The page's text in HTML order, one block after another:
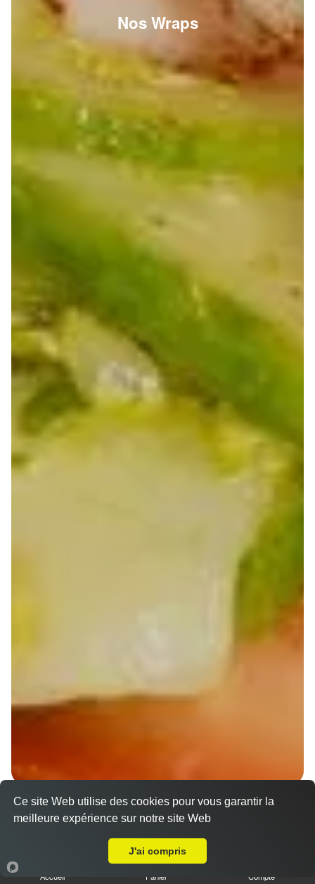
Nos Wraps
Wraps Chicken
8.50 €
Accueil Panier Compte
Ce site Web utilise des cookies pour vous garantir la
meilleure expérience sur notre site Web
J'ai compris